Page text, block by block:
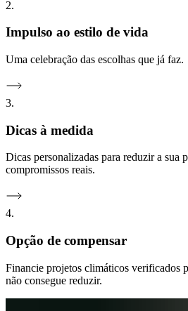
2.
Impulso ao estilo de vida
Uma celebração das escolhas que já faz.
3.
Dicas à medida
Dicas personalizadas para reduzir a sua
compromissos reais.
4.
Opção de compensar
Financie projetos climáticos verificados
não consegue reduzir.